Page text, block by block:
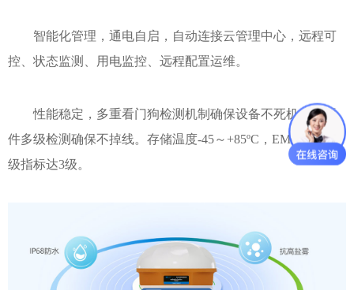
智能化管理，通电自启，自动连接云管理中心，远程可
控、状态监测、用电监控、远程配置运维。
性能稳定，多重看门狗检测机制确保设备不死机，软硬
件多级检测确保不掉线。存储温度-45～+85ºC，EMC各项等
级指标达3级。